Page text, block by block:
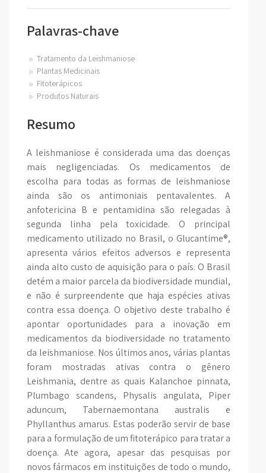
Palavras-chave
Tratamento da Leishmaniose
Plantas Medicinais
Fitoterápicos
Produtos Naturais
Resumo
A leishmaniose é considerada uma das doenças
mais negligenciadas. Os medicamentos de
escolha para todas as formas de leishmaniose
ainda são os antimoniais pentavalentes. A
anfotericina B e pentamidina são relegadas à
segunda linha pela toxicidade. O principal
medicamento utilizado no Brasil, o Glucantime®,
apresenta vários efeitos adversos e representa
ainda alto custo de aquisição para o país. O Brasil
detém a maior parcela da biodiversidade mundial,
e não é surpreendente que haja espécies ativas
contra essa doença. O objetivo deste trabalho é
apontar oportunidades para a inovação em
medicamentos da biodiversidade no tratamento
da leishmaniose. Nos últimos anos, várias plantas
foram mostradas ativas contra o gênero
Leishmania, dentre as quais Kalanchoe pinnata,
Plumbago scandens, Physalis angulata, Piper
aduncum, Tabernaemontana australis e
Phyllanthus amarus. Estas poderão servir de base
para a formulação de um fitoterápico para tratar a
doença. Ate agora, apesar das pesquisas por
novos fármacos em instituições de todo o mundo,